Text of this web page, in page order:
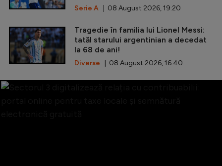
Serie A | 08 August 2026, 19:20
Tragedie în familia lui Lionel Messi:
tatăl starului argentinian a decedat
la 68 de ani!
Diverse | 08 August 2026, 16:40